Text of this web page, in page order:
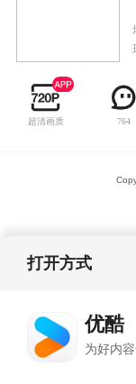
超清画质 764
打开方式
优酷
为好内